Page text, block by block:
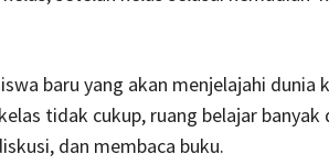
baru yang akan menjelajahi dunia
tidak cukup, ruang belajar banyak
dan membaca buku.